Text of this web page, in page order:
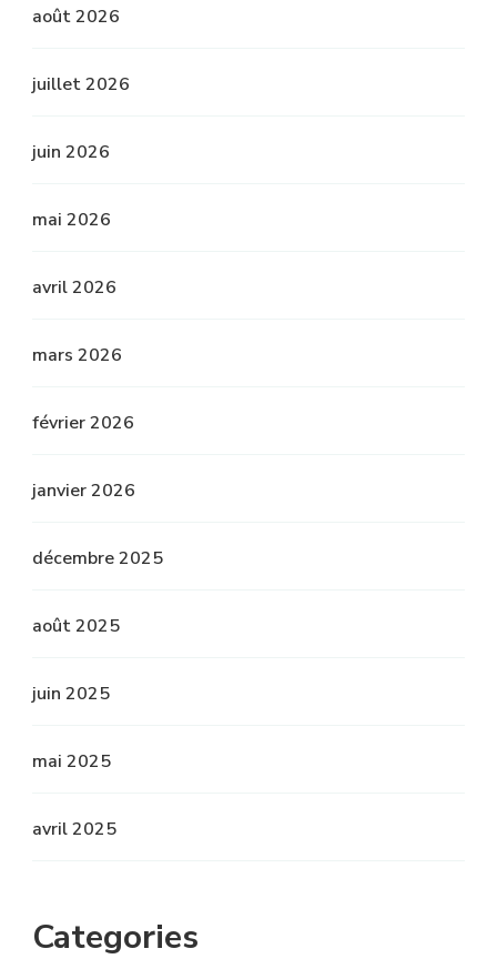
août 2026
juillet 2026
juin 2026
mai 2026
avril 2026
mars 2026
février 2026
janvier 2026
décembre 2025
août 2025
juin 2025
mai 2025
avril 2025
Categories